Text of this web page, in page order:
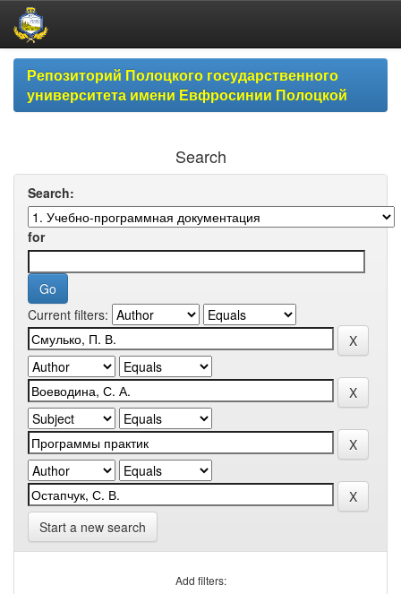
Skip
navigationРепозиторий Полоцкого государственного
университета имени Евфросинии Полоцкой
Search
Search:
for
Current filters:
Start a new search
Add filters: